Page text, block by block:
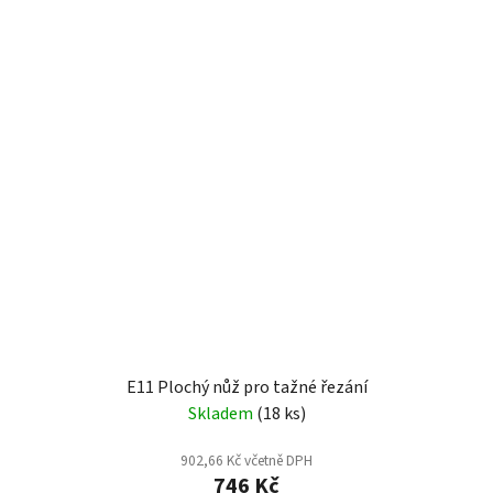
E11 Plochý nůž pro tažné řezání
Skladem (18 ks)
902,66 Kč včetně DPH
746 Kč